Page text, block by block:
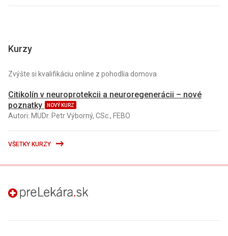
Kurzy
Zvýšte si kvalifikáciu online z pohodlia domova
Citikolín v neuroprotekcii a neuroregenerácii – nové
poznatky
NOVÝ KURZ
Autori: MUDr. Petr Výborný, CSc., FEBO
VŠETKY KURZY
preLekára.sk